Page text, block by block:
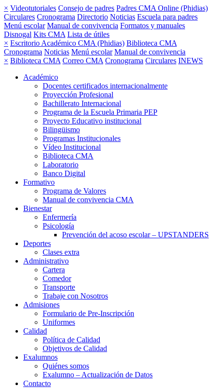
× Videotutoriales Consejo de padres Padres CMA Online (Phidias)
Circulares Cronograma Directorio Noticias Escuela para padres
Menú escolar Manual de convivencia Formatos y manuales
Disnogal Kits CMA Lista de útiles
× Escritorio Académico CMA (Phidias) Biblioteca CMA
Cronograma Noticias Menú escolar Manual de convivencia
× Biblioteca CMA Correo CMA Cronograma Circulares INEWS
Académico
Docentes certificados internacionalmente
Proyección Profesional
Bachillerato Internacional
Programa de la Escuela Primaria PEP
Proyecto Educativo institucional
Bilingüismo
Programas Institucionales
Vídeo Institucional
Biblioteca CMA
Laboratorio
Banco Digital
Formativo
Programa de Valores
Manual de convivencia CMA
Bienestar
Enfermería
Psicología
Prevención del acoso escolar – UPSTANDERS
Deportes
Clases extra
Administrativo
Cartera
Comedor
Transporte
Trabaje con Nosotros
Admisiones
Formulario de Pre-Inscripción
Uniformes
Calidad
Política de Calidad
Objetivos de Calidad
Exalumnos
Quiénes somos
Exalumno – Actualización de Datos
Contacto